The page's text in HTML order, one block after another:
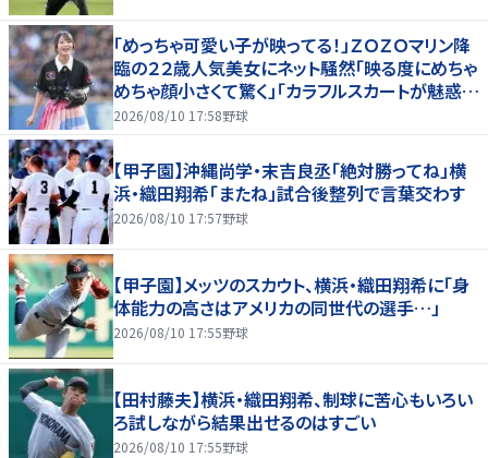
「めっちゃ可愛い子が映ってる！」ＺＯＺＯマリン降
臨の２２歳人気美女にネット騒然「映る度にめちゃ
めちゃ顔小さくて驚く」「カラフルスカートが魅惑
的」
2026/08/10 17:58野球
【甲子園】沖縄尚学・末吉良丞「絶対勝ってね」横
浜・織田翔希「またね」試合後整列で言葉交わす
2026/08/10 17:57野球
【甲子園】メッツのスカウト、横浜・織田翔希に「身
体能力の高さはアメリカの同世代の選手…」
2026/08/10 17:55野球
【田村藤夫】横浜・織田翔希、制球に苦心もいろい
ろ試しながら結果出せるのはすごい
2026/08/10 17:55野球